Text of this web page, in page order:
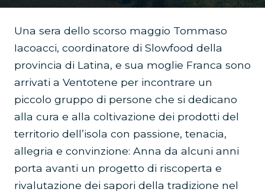
Una sera dello scorso maggio Tommaso
Iacoacci, coordinatore di Slowfood della
provincia di Latina, e sua moglie Franca sono
arrivati a Ventotene per incontrare un
piccolo gruppo di persone che si dedicano
alla cura e alla coltivazione dei prodotti del
territorio dell’isola con passione, tenacia,
allegria e convinzione: Anna da alcuni anni
porta avanti un progetto di riscoperta e
rivalutazione dei sapori della tradizione nel